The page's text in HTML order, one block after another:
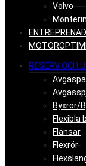
Volvo
ENTREPRENAD
RESERV OCH
Byxrör/
Flexibla
Flänsar
Flexrör